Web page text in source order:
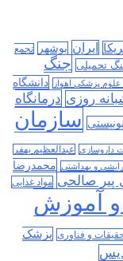
ایران بوشهر
تجمع
تحمیلی جنگ
علوم پزشکی اهواز
دانشگاه
روزی درمانگاه
سازمان
داروسازی عبدالعظیم بهفر
و بهداشتی محمدرضا
پیر صالحی مواد غذایی
و آموزش
و فناوری پزشک